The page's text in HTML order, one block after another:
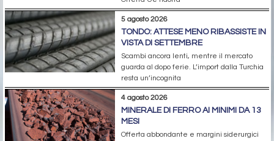
5 agosto 2026
TONDO: ATTESE MENO RIBASSISTE IN
VISTA DI SETTEMBRE
Scambi ancora lenti, mentre il mercato
guarda al dopo ferie. L’import dalla Turchia
resta un’incognita
4 agosto 2026
MINERALE DI FERRO AI MINIMI DA 13
MESI
Offerta abbondante e margini siderurgici